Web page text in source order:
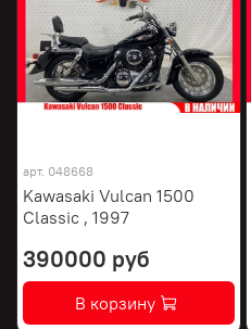
арт. 048668
Kawasaki Vulcan 1500
Classic , 1997
390000 руб
В корзину